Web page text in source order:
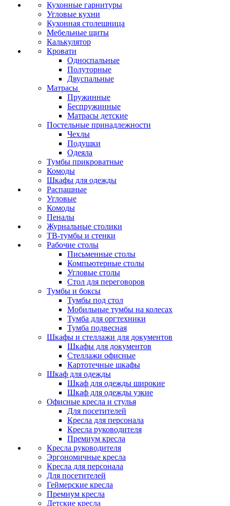
Кухонные гарнитуры
Угловые кухни
Кухонная столешница
Мебельные щиты
Калькулятор
Кровати
Односпальные
Полуторные
Двуспальные
Матрасы
Пружинные
Беспружинные
Матрасы детские
Постельные принадлежности
Чехлы
Подушки
Одеяла
Тумбы прикроватные
Комоды
Шкафы для одежды
Распашные
Угловые
Комоды
Пеналы
Журнальные столики
ТВ‑тумбы и стенки
Рабочие столы
Письменные столы
Компьютерные столы
Угловые столы
Стол для переговоров
Тумбы и боксы
Тумбы под стол
Мобильные тумбы на колесах
Тумба для оргтехники
Тумба подвесная
Шкафы и стеллажи для документов
Шкафы для документов
Стеллажи офисные
Картотечные шкафы
Шкаф для одежды
Шкаф для одежды широкие
Шкаф для одежды узкие
Офисные кресла и стулья
Для посетителей
Кресла для персонала
Кресла руководителя
Премиум кресла
Кресла руководителя
Эргономичные кресла
Кресла для персонала
Для посетителей
Геймерские кресла
Премиум кресла
Детские кресла